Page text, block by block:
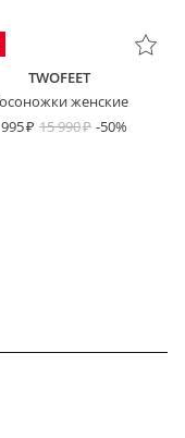
TWOFEET
женские
15 990 -50%